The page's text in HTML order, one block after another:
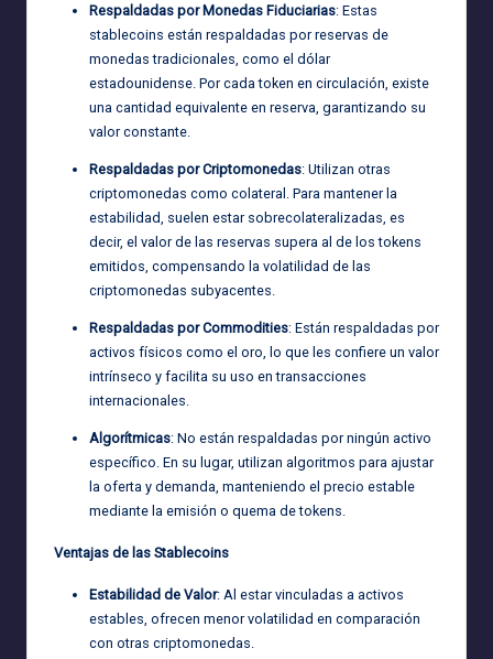
Respaldadas por Monedas Fiduciarias: Estas
stablecoins están respaldadas por reservas de
monedas tradicionales, como el dólar
estadounidense. Por cada token en circulación, existe
una cantidad equivalente en reserva, garantizando su
valor constante.
Respaldadas por Criptomonedas: Utilizan otras
criptomonedas como colateral. Para mantener la
estabilidad, suelen estar sobrecolateralizadas, es
decir, el valor de las reservas supera al de los tokens
emitidos, compensando la volatilidad de las
criptomonedas subyacentes.
Respaldadas por Commodities: Están respaldadas por
activos físicos como el oro, lo que les confiere un valor
intrínseco y facilita su uso en transacciones
internacionales.
Algorítmicas: No están respaldadas por ningún activo
específico. En su lugar, utilizan algoritmos para ajustar
la oferta y demanda, manteniendo el precio estable
mediante la emisión o quema de tokens.
Ventajas de las Stablecoins
Estabilidad de Valor: Al estar vinculadas a activos
estables, ofrecen menor volatilidad en comparación
con otras criptomonedas.